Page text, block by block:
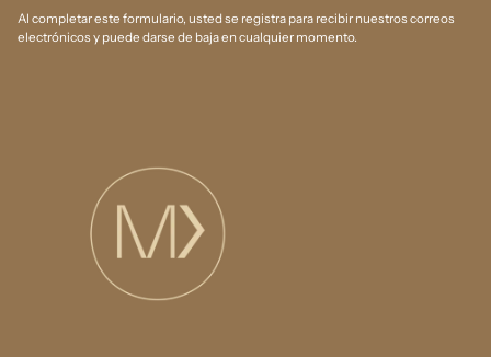
Al completar este formulario, usted se registra para recibir nuestros correos
electrónicos y puede darse de baja en cualquier momento.